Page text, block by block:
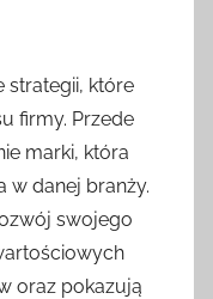
strategii, które
firmy. Przede
marki, która
w danej branży.
swojego
oraz pokazują